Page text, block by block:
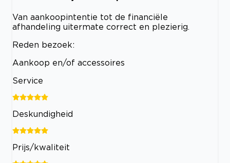
Van aankoopintentie tot de financiële
afhandeling uitermate correct en plezierig.
Reden bezoek:
Aankoop en/of accessoires
Service
Deskundigheid
Prijs/kwaliteit